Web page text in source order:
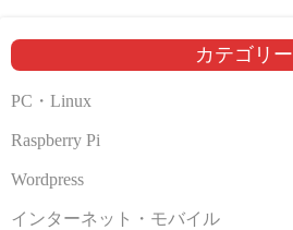
ブ
カテゴリー
PC・Linux
Raspberry Pi
Wordpress
インターネット・モバイル